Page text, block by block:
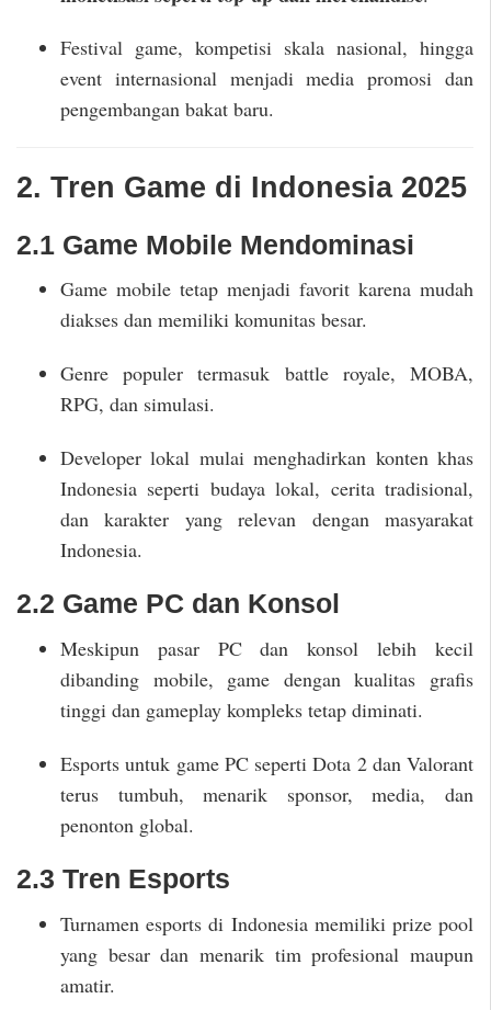
Festival game, kompetisi skala nasional, hingga
event internasional menjadi media promosi dan
pengembangan bakat baru.
2. Tren Game di Indonesia 2025
2.1 Game Mobile Mendominasi
Game mobile tetap menjadi favorit karena mudah
diakses dan memiliki komunitas besar.
Genre populer termasuk battle royale, MOBA,
RPG, dan simulasi.
Developer lokal mulai menghadirkan konten khas
Indonesia seperti budaya lokal, cerita tradisional,
dan karakter yang relevan dengan masyarakat
Indonesia.
2.2 Game PC dan Konsol
Meskipun pasar PC dan konsol lebih kecil
dibanding mobile, game dengan kualitas grafis
tinggi dan gameplay kompleks tetap diminati.
Esports untuk game PC seperti Dota 2 dan Valorant
terus tumbuh, menarik sponsor, media, dan
penonton global.
2.3 Tren Esports
Turnamen esports di Indonesia memiliki prize pool
yang besar dan menarik tim profesional maupun
amatir.